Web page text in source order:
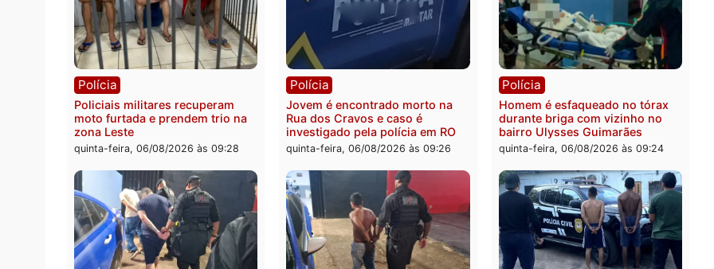
Categorias
Política
Você também vai querer ler...